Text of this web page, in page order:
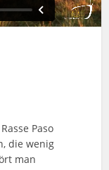
Paso
die wenig
man